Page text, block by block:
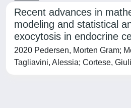
Recent advances in
modeling and statistical
exocytosis in endocrine
2020 Pedersen, Morten Gram;
Tagliavini, Alessia; Cortese,